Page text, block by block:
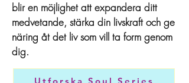
blir en möjlighet att expandera ditt
medvetande, stärka din livskraft och ge
näring åt det liv som vill ta form genom
dig.
Utforska Soul Series